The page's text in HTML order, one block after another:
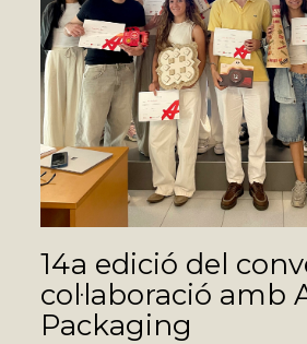
14a edició del
col·laboració amb
Packaging